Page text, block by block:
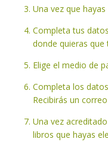
Una vez que
Completa tus
donde quieras
Elige el medio de
Completa los
Recibirás un
Una vez
libros que hayas